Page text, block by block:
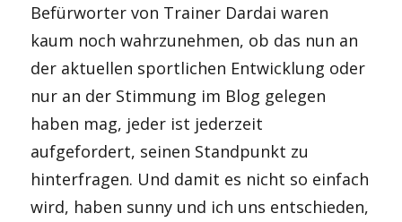
Befürworter von Trainer Dardai waren
kaum noch wahrzunehmen, ob das nun an
der aktuellen sportlichen Entwicklung oder
nur an der Stimmung im Blog gelegen
haben mag, jeder ist jederzeit
aufgefordert, seinen Standpunkt zu
hinterfragen. Und damit es nicht so einfach
wird, haben sunny und ich uns entschieden,